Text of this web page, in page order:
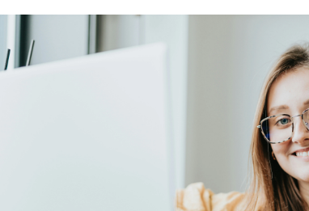
Jadesø
Makkeropgaver til tysk
Udgives af: Britt Engelhard Jadesø
Tilføj til kurv